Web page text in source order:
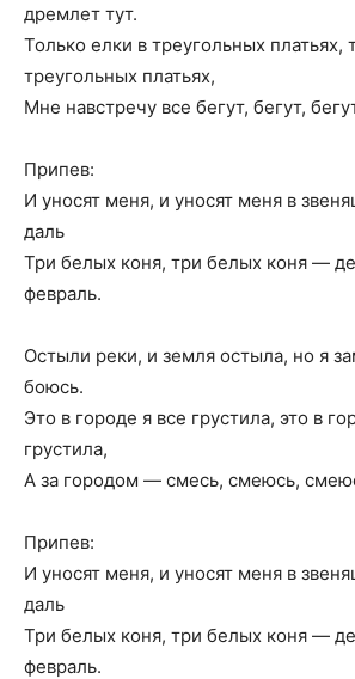
дремлет тут.
Только елки в треугольных платьях,
треугольных платьях,
Мне навстречу все бегут, бегут,
Припев:
И уносят меня, и уносят меня в
даль
Три белых коня, три белых коня —
февраль.
Остыли реки, и земля остыла, но я
боюсь.
Это в городе я все грустила, это в
грустила,
А за городом — смесь, смеюсь,
Припев:
И уносят меня, и уносят меня в
даль
Три белых коня, три белых коня —
февраль.